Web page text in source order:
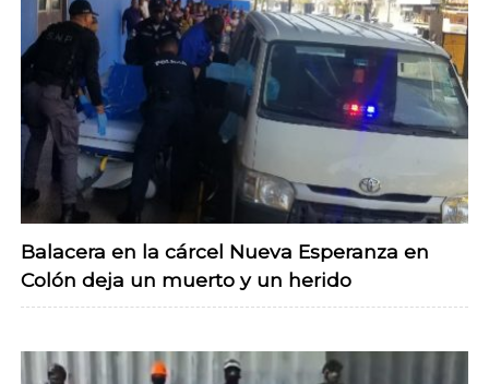
Balacera en la cárcel Nueva Esperanza en
Colón deja un muerto y un herido